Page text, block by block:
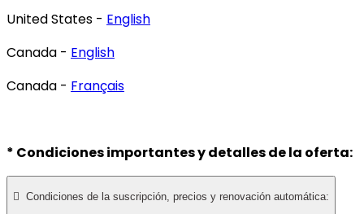
United States - English
Canada - English
Canada - Français
* Condiciones importantes y detalles de la oferta:
 Condiciones de la suscripción, precios y renovación automática: